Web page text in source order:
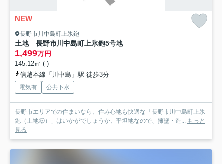
NEW
長野市川中島町上氷鉋
土地 長野市川中島町上氷鉋5号地
1,499万円
145.12㎡ (-)
信越本線「川中島」駅 徒歩3分
電気有 公共下水
長野市エリアでの住まいなら、住み心地も快適な「長野市川中島町上氷
鉋（土地⑤）」はいかがでしょうか。平坦地なので、擁壁・造... もっと
見る